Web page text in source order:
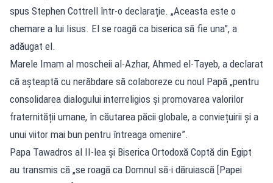
spus Stephen Cottrell într-o declarație. „Aceasta este o
chemare a lui Iisus. El se roagă ca biserica să fie una”, a
adăugat el.
Marele Imam al moscheii al-Azhar, Ahmed el-Tayeb, a declarat
că așteaptă cu nerăbdare să colaboreze cu noul Papă „pentru
consolidarea dialogului interreligios și promovarea valorilor
fraternității umane, în căutarea păcii globale, a conviețuirii și a
unui viitor mai bun pentru întreaga omenire”.
Papa Tawadros al II-lea și Biserica Ortodoxă Coptă din Egipt
au transmis că „se roagă ca Domnul să-i dăruiască [Papei